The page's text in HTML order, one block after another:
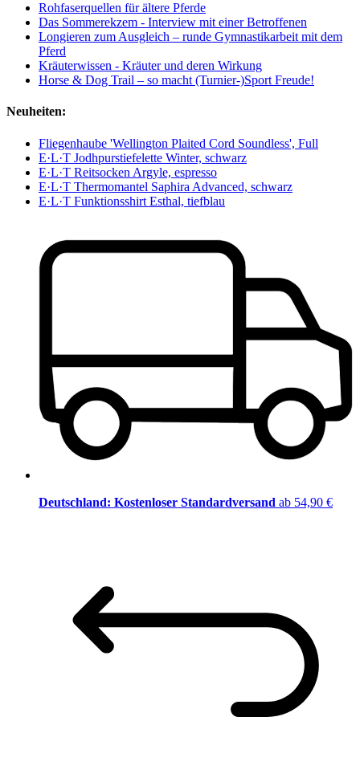
Rohfaserquellen für ältere Pferde
Das Sommerekzem - Interview mit einer Betroffenen
Longieren zum Ausgleich – runde Gymnastikarbeit mit dem
Pferd
Kräuterwissen - Kräuter und deren Wirkung
Horse & Dog Trail – so macht (Turnier-)Sport Freude!
Neuheiten:
Fliegenhaube 'Wellington Plaited Cord Soundless', Full
E·L·T Jodhpurstiefelette Winter, schwarz
E·L·T Reitsocken Argyle, espresso
E·L·T Thermomantel Saphira Advanced, schwarz
E·L·T Funktionsshirt Esthal, tiefblau
Deutschland: Kostenloser Standardversand ab 54,90 €